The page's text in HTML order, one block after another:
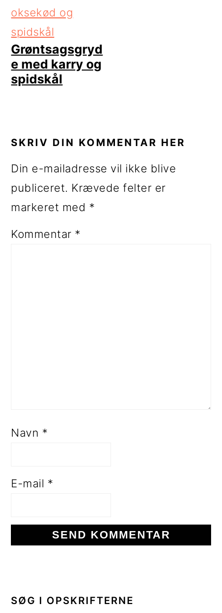
Grøntsagsgryd
e med karry og
spidskål
SKRIV DIN KOMMENTAR HER
Din e-mailadresse vil ikke blive
publiceret. Krævede felter er
markeret med *
Kommentar *
Navn *
E-mail *
SIDEBAR
SØG I OPSKRIFTERNE